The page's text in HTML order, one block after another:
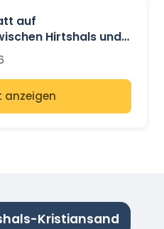
auf
Hirtshals und
anzeigen
Kristiansand